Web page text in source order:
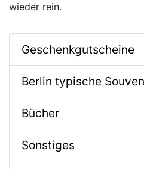
wieder rein.
Geschenkgutscheine
Berlin typische
Bücher
Sonstiges